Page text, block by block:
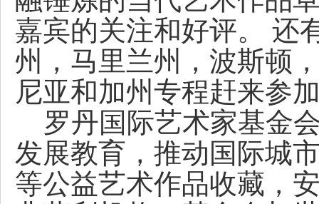
嘉宾的关注和好评。 还
州，马里兰州，波斯顿
尼亚和加州专程赶来参
罗丹国际艺术家基金
发展教育，推动国际城
等公益艺术作品收藏，